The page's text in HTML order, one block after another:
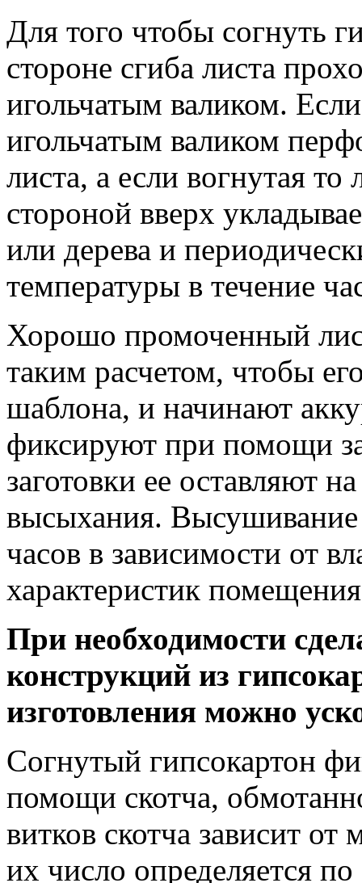
Для того чтобы согнуть
стороне сгиба листа
игольчатым валиком.
игольчатым валиком
листа, а если вогнутая
стороной вверх
или дерева и
температуры в течение
Хорошо промоченный
таким расчетом, чтобы
шаблона, и начинают
фиксируют при помощи
заготовки ее оставляют
высыхания. Высушивание
часов в зависимости от
характеристик
При необходимости
конструкций из
изготовления можно
Согнутый гипсокартон
помощи скотча,
витков скотча зависит
их число определяется